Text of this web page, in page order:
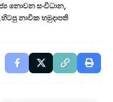
නොවන සංවිධාන
හිටපු නාවික හමුදාපති